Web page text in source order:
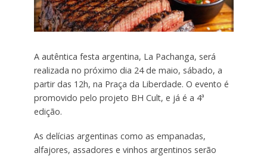
A autêntica festa argentina, La Pachanga, será
realizada no próximo dia 24 de maio, sábado, a
partir das 12h, na Praça da Liberdade. O evento é
promovido pelo projeto BH Cult, e já é a 4ª
edição.
As delícias argentinas como as empanadas,
alfajores, assadores e vinhos argentinos serão